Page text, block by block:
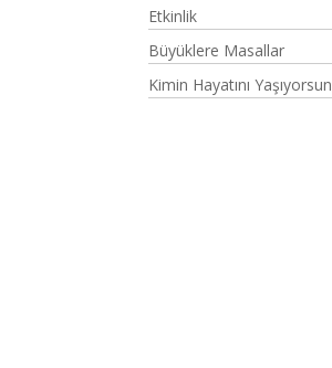
Etkinlik
Büyüklere Masallar
Kimin Hayatını Yaşıyorsun